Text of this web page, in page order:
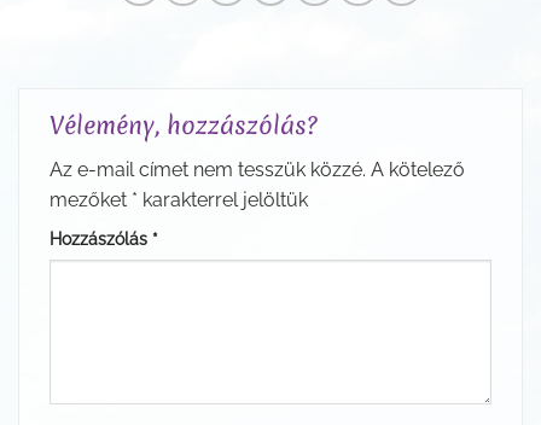
Vélemény, hozzászólás?
Az e-mail címet nem tesszük közzé. A kötelező
mezőket * karakterrel jelöltük
Hozzászólás *